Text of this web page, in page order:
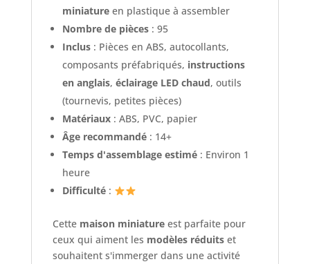
miniatureen plastique à assembler
Nombre de pièces: 95
Inclus: Pièces en ABS, autocollants,
composants préfabriqués, instructions
en anglais, éclairage LED chaud, outils
(tournevis, petites pièces)
Matériaux: ABS, PVC, papier
Âge recommandé: 14+
Temps d'assemblage estimé: Environ 1
heure
Difficulté:
Cette maison miniatureest parfaite pour
ceux qui aiment les modèles réduitset
souhaitent s'immerger dans une activité